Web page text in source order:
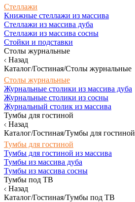
Стеллажи
Книжные стеллажи из массива
Стеллажи из массива дуба
Стеллажи из массива сосны
Стойки и подставки
Столы журнальные
Назад
Каталог/Гостиная/Столы журнальные
Столы журнальные
Журнальные столики из массива дуба
Журнальные столики из сосны
Журнальный столик из массива
Тумбы для гостиной
Назад
Каталог/Гостиная/Тумбы для гостиной
Тумбы для гостиной
Тумбы для гостиной из массива
Тумбы из массива дуба
Тумбы из массива сосны
Тумбы под ТВ
Назад
Каталог/Гостиная/Тумбы под ТВ